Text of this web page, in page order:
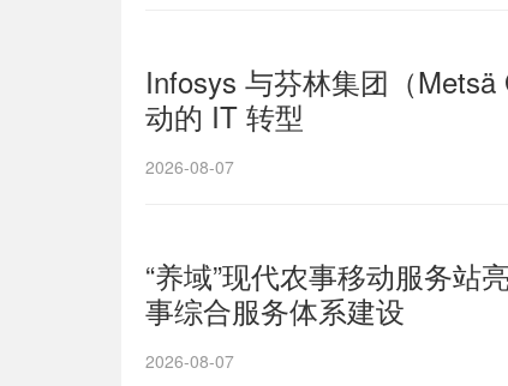
Infosys 与芬林集团（
动的 IT 转型
2026-08-07
“养域”现代农事移动服务站
事综合服务体系建设
2026-08-07